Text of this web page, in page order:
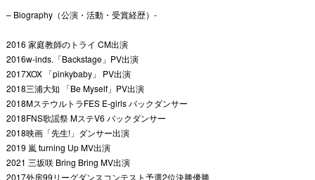
– Biography（公演・活動・受賞経歴）-
2016 家庭教師のトライ CM出演
2016w-inds.「Backstage」PV出演
2017XOX 「pinkybaby」 PV出演
2018三浦大知 「Be Myself」PV出演
2018MステウルトラFES E-girls バックダンサー
2018FNS歌謡祭 MステV6 バックダンサー
2018映画「先生!」ダンサー出演
2019 嵐 turning Up MV出演
2021 三坂咲 Bring Bring MV出演
2017外房99リーグダンスコンテスト予選2位決勝優勝